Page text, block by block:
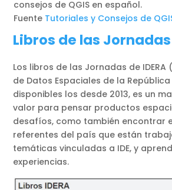
consejos de QGIS en español.
Fuente Tutoriales y Consejos de
Libros de las Jornadas
Los libros de las Jornadas de
de Datos Espaciales de la
disponibles los desde 2013, es un
valor para pensar productos
desafíos, como también encontrar
referentes del país que están
temáticas vinculadas a IDE, y
experiencias.